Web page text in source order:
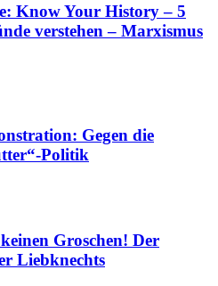
Know Your History – 5
verstehen – Marxismus
Gegen die
Politik
Groschen! Der
Liebknechts